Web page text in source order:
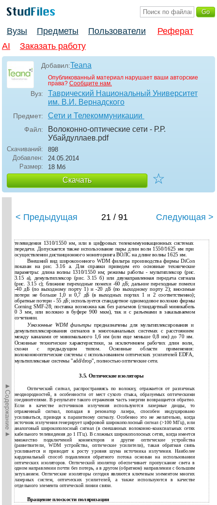
Вузы Предметы Пользователи
Реферат
AI
Заказать работу
Добавил:Teana
Опубликованный материал нарушает ваши авторские
права? Сообщите нам.
Вуз:
Таврический Национальный Университет
им. В.И. Вернадского
Предмет: Сети и Телекоммуникации
Файл:
Волоконно-оптические сети - Р.Р.
Убайдуллаев.pdf
Скачиваний:
898
Добавлен:
24.05.2014
Размер:
18 Мб
Скачать ☆
►Содержание►
< Предыдущая 21 / 91 Следующая >
телевидения 1310/1550 нм, или в цифровых телекоммуникационных системах
передачи. Допускается также использование пары длин волн 1550/1625 нм при
осуществлении дистанционного мониторинга ВОЛС на длине волны 1625 нм.
Внешний вид широкозонного WDM фильтра производства фирмы DiCon
показан на рис. 3.16 а. Для справки приведем его основные технические
параметры: длина волны 1310/1550 нм; режимы работы - мультиплексор (рис.
3.15 а), демультиплексор (рис. 3.15 б) или двунаправленная передача сигнала
(рис. 3.15 с); ближние переходные помехи -60 дБ; дальние переходные помехи
-40 дБ (по выходному порту 1) и -20 дБ (по выходному порту 2); вносимые
потери не больше 1,0 и 0,7 дБ (в выходных портах 1 и 2 соответственно);
обратные потери - 55 дБ; используется стандартное одномодовое волокно фирмы
Corning SMF-28; поставка возможна как без разъемов (стандартный миникабель
0 3 мм, или волокно в буфере 900 мкм), так и с разъемами в заказываемом
сочетании.
Узкозонные WDM фильтрыпредназначены для мультиплексирования и
демультиплексирования сигналов в многоканальных системах с расстоянием
между каналами от минимального 1,6 нм (или еще меньше 0,8 нм) до 70 нм.
Основные технические характеристики, за исключением рабочих длин волн,
схожи с предыдущим типом. Основные области применения:
волоконнооптические системы с использованием оптических усилителей EDFA,
мультиплексные системы "add/drop", полностью оптические сети.
3.5. Оптические изоляторы
Оптический сигнал, распространяясь по волокну, отражается от различных
неоднородностей, в особенности от мест сухого стыка, образуемых оптическими
соединителями. В результате такого отражения часть энергии возвращается обратно.
Если в качестве источников излучения используются лазерные диоды, то
отраженный сигнал, попадая в резонатор лазера, способен индуцировано
усиливаться, приводя к паразитному сигналу. Особенно это не желательно, когда
источник излучения генерирует цифровой широкополосный сигнал (>100 МГц), или
аналоговый широкополосный сигнал (в смешанных волоконно-коаксиальных сетях
кабельного телевидения до 1 ГГц). В сложных широкополосных сетях, когда имеется
множество подключений коннекторов и другие оптические устройства
(разветвители, WDM устройства, оптические усилители), такая обратная связь
усиливается и приводит к росту уровня шума источника излучения. Наиболее
кардинальный способ подавления обратного потока основан на использовании
оптических изоляторов. Оптический изолятор обеспечивает пропускание света в
одном направлении почти без потерь, а в другом (обратном) направлении с большим
затуханием. Оптические изоляторы сегодня являются ключевым элементом многих
лазерных систем, оптических усилителей, а также используются в качестве
отдельного элемента оптической линии связи.
Вращение плоскости поляризации